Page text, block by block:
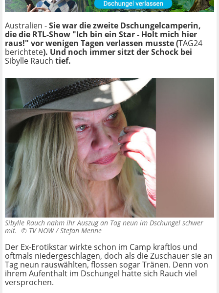
Australien -Sie war die zweite Dschungelcamperin,
die die RTL-Show "Ich bin ein Star - Holt mich hier
raus!" vor wenigen Tagen verlassen musste (TAG24
berichtete). Und noch immer sitzt der Schock bei
Sibylle Rauch tief.
Sibylle Rauch nahm ihr Auszug an Tag neun im Dschungel schwer
mit. © TV NOW / Stefan Menne
Der Ex-Erotikstar wirkte schon im Camp kraftlos und
oftmals niedergeschlagen, doch als die Zuschauer sie an
Tag neun rauswählten, flossen sogar Tränen. Denn von
ihrem Aufenthalt im Dschungel hatte sich Rauch viel
versprochen.